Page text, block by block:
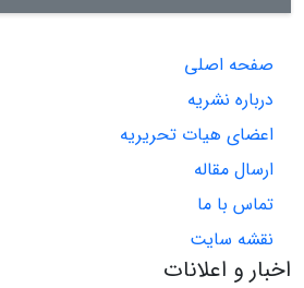
صفحه اصلی
درباره نشریه
اعضای هیات تحریریه
ارسال مقاله
تماس با ما
نقشه سایت
اخبار و اعلانات